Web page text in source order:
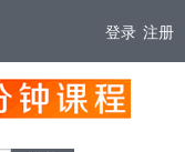
登录 注册